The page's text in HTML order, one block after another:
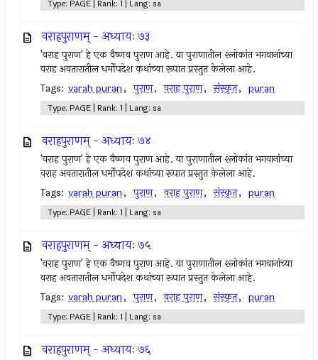
Type: PAGE | Rank: 1 | Lang: sa
वराहपुराणम् - अध्यायः ७३
'वराह पुराण' हे एक वैष्णव पुराण आहे. या पुराणातील श्लोकांत भगवानांच्या
वराह अवतारातील धर्मोपदेश कथांच्या रूपात प्रस्तुत केलेला आहे.
Tags: varah puran, पुराण, वराह पुराण, संस्कृत, puran
Type: PAGE | Rank: 1 | Lang: sa
वराहपुराणम् - अध्यायः ७४
'वराह पुराण' हे एक वैष्णव पुराण आहे. या पुराणातील श्लोकांत भगवानांच्या
वराह अवतारातील धर्मोपदेश कथांच्या रूपात प्रस्तुत केलेला आहे.
Tags: varah puran, पुराण, वराह पुराण, संस्कृत, puran
Type: PAGE | Rank: 1 | Lang: sa
वराहपुराणम् - अध्यायः ७५
'वराह पुराण' हे एक वैष्णव पुराण आहे. या पुराणातील श्लोकांत भगवानांच्या
वराह अवतारातील धर्मोपदेश कथांच्या रूपात प्रस्तुत केलेला आहे.
Tags: varah puran, पुराण, वराह पुराण, संस्कृत, puran
Type: PAGE | Rank: 1 | Lang: sa
वराहपुराणम् - अध्यायः ७६